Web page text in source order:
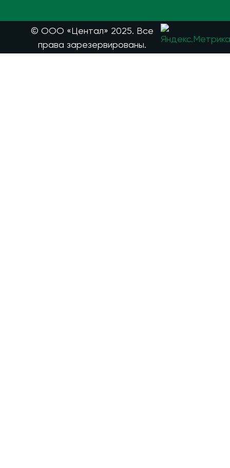
© ООО «Центал» 2025. Все
права зарезервированы.